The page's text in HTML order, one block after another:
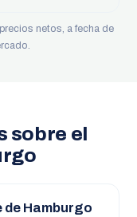
netos, a fecha de
sobre el
Hamburgo